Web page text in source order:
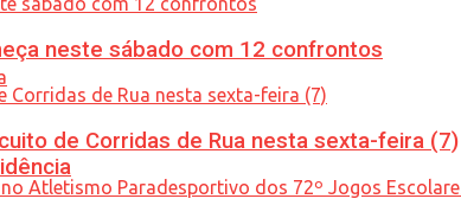
neste sábado com 12 confrontos
de Corridas de Rua nesta sexta-feira (7)